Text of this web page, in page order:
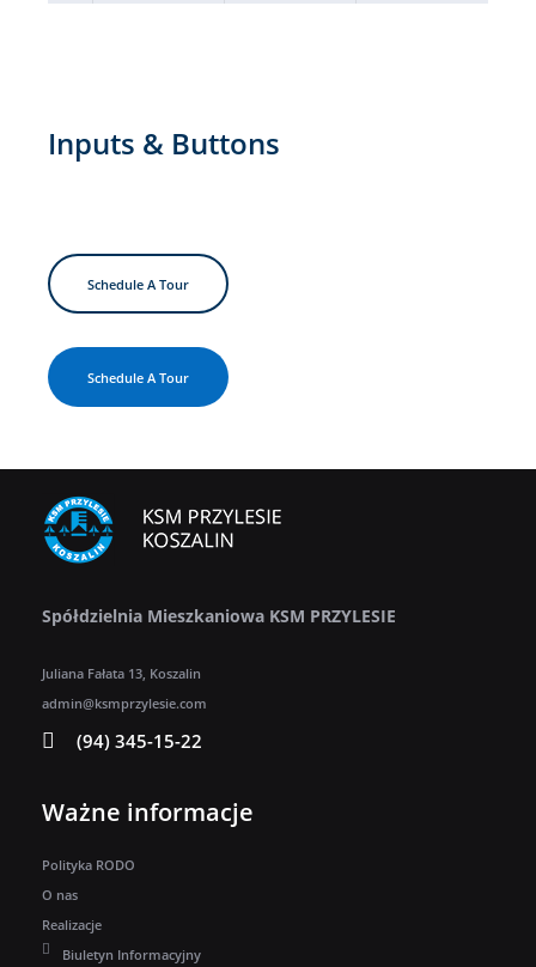
Inputs & Buttons
Schedule A Tour
Schedule A Tour
Spółdzielnia Mieszkaniowa KSM PRZYLESIE
Juliana Fałata 13, Koszalin
admin@ksmprzylesie.com
(94) 345-15-22
Ważne informacje
Polityka RODO
O nas
Realizacje
Biuletyn Informacyjny